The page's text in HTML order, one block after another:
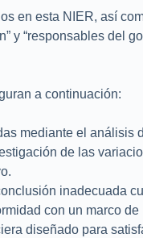
en esta NIER, así
“responsables del
a continuación:
mediante el
de las
inadecuada
con un marco
diseñado para